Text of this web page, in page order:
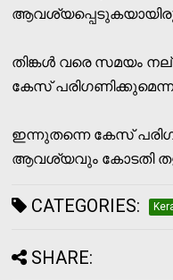
തിങ്കൾ വരെ സമയം
കേസ്
ഇന്നുതന്നെ കേസ്
ആവശ്യവും കോടതി
CATEGORIES:
SHARE: